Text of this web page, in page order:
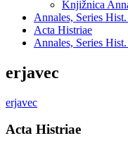
Knjižnica
Annales, Series
Acta Histriae
Annales, Series
erjavec
erjavec
Acta Histriae